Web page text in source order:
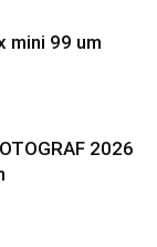
mini 99 um
2026